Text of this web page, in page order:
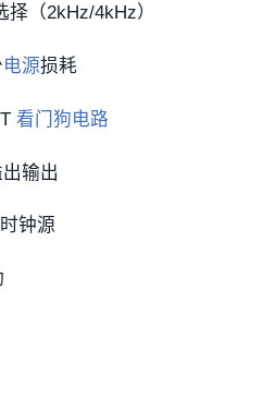
（2kHz/4kHz）
电源损耗
看门狗电路
输出
钟源